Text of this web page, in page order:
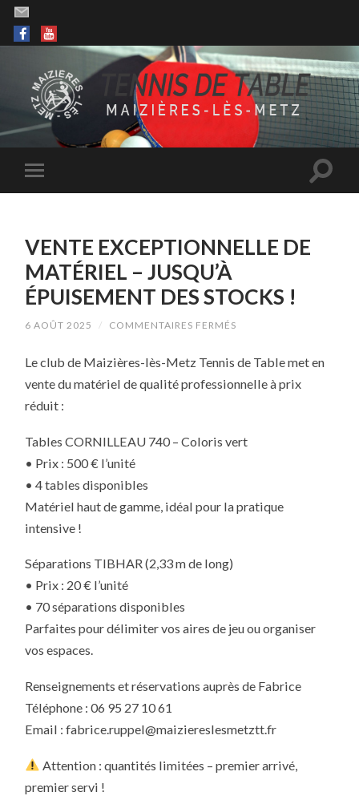
VENTE EXCEPTIONNELLE DE
MATÉRIEL – JUSQU’À
ÉPUISEMENT DES STOCKS !
6 AOÛT 2025 / COMMENTAIRES FERMÉS
DE
–
!
Le club de Maizières-lès-Metz Tennis de Table met en
vente du matériel de qualité professionnelle à prix
réduit :
Tables CORNILLEAU 740 – Coloris vert
• Prix : 500 € l’unité
• 4 tables disponibles
Matériel haut de gamme, idéal pour la pratique
intensive !
Séparations TIBHAR (2,33 m de long)
• Prix : 20 € l’unité
• 70 séparations disponibles
Parfaites pour délimiter vos aires de jeu ou organiser
vos espaces.
Renseignements et réservations auprès de Fabrice
Téléphone : 06 95 27 10 61
Email : fabrice.ruppel@maiziereslesmetztt.fr
Attention : quantités limitées – premier arrivé,
premier servi !